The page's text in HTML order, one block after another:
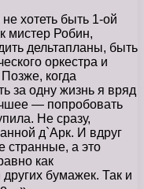
хотеть быть 1-ой
мистер Робин,
дельтапланы, быть
оркестра и
когда
за одну жизнь я вряд
— попробовать
Не сразу,
д`Арк. И вдруг
странные, а это
как
бумажек. Так и